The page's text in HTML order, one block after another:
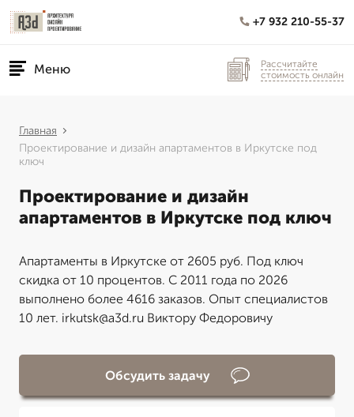
+7 932 210-55-37
Меню
Рассчитайте
стоимость онлайн
Главная
Проектирование и дизайн апартаментов в Иркутске под
ключ
Проектирование и дизайн
апартаментов в Иркутске под ключ
Апартаменты в Иркутске от 2605 руб. Под ключ
скидка от 10 процентов. С 2011 года по 2026
выполнено более 4616 заказов. Опыт специалистов
10 лет. irkutsk@a3d.ru Виктору Федоровичу
Обсудить задачу